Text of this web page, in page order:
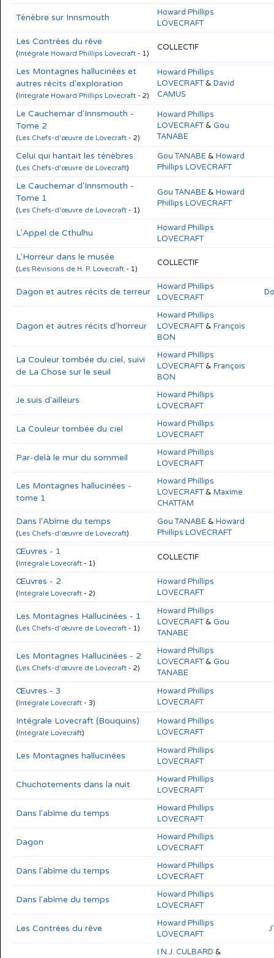
Ténèbre sur Innsmouth
Howard Phillips
LOVECRAFT
Les Contrées du rêve
(Intégrale Howard Phillips Lovecraft - 1)
COLLECTIF
Les Montagnes hallucinées et
autres récits d'exploration
(Intégrale Howard Phillips Lovecraft - 2)
Howard Phillips
LOVECRAFT& David
CAMUS
Le Cauchemar d'Innsmouth -
Tome 2
(Les Chefs-d'œuvre de Lovecraft - 2)
Howard Phillips
LOVECRAFT& Gou
TANABE
Celui qui hantait les ténèbres
(Les Chefs-d'œuvre de Lovecraft)
Gou TANABE & Howard
Phillips LOVECRAFT
Le Cauchemar d'Innsmouth -
Tome 1
(Les Chefs-d'œuvre de Lovecraft - 1)
Gou TANABE & Howard
Phillips LOVECRAFT
L'Appel de Cthulhu
Howard Phillips
LOVECRAFT
L'Horreur dans le musée
(Les Révisions de H. P. Lovecraft - 1)
COLLECTIF
Dagon et autres récits de terreur
Howard Phillips
LOVECRAFT
Dagon et autres récits d'horreur
Howard Phillips
LOVECRAFT& François
BON
La Couleur tombée du ciel, suivi
de La Chose sur le seuil
Howard Phillips
LOVECRAFT& François
BON
Je suis d'ailleurs
Howard Phillips
LOVECRAFT
La Couleur tombée du ciel
Howard Phillips
LOVECRAFT
Par-delà le mur du sommeil
Howard Phillips
LOVECRAFT
Les Montagnes hallucinées -
tome 1
Howard Phillips
LOVECRAFT& Maxime
CHATTAM
Dans l'Abîme du temps
(Les Chefs-d'œuvre de Lovecraft)
Gou TANABE & Howard
Phillips LOVECRAFT
Œuvres - 1
(Intégrale Lovecraft - 1)
COLLECTIF
Œuvres - 2
(Intégrale Lovecraft - 2)
Howard Phillips
LOVECRAFT
Les Montagnes Hallucinées - 1
(Les Chefs-d'œuvre de Lovecraft - 1)
Howard Phillips
LOVECRAFT& Gou
TANABE
Les Montagnes Hallucinées - 2
(Les Chefs-d'œuvre de Lovecraft - 2)
Howard Phillips
LOVECRAFT& Gou
TANABE
Œuvres - 3
(Intégrale Lovecraft - 3)
Howard Phillips
LOVECRAFT
Intégrale Lovecraft (Bouquins)
(Intégrale Lovecraft)
Howard Phillips
LOVECRAFT
Les Montagnes hallucinées
Howard Phillips
LOVECRAFT
Chuchotements dans la nuit
Howard Phillips
LOVECRAFT
Dans l'abîme du temps
Howard Phillips
LOVECRAFT
Dagon
Howard Phillips
LOVECRAFT
Dans l'abîme du temps
Howard Phillips
LOVECRAFT
Dans l'abîme du temps
Howard Phillips
LOVECRAFT
Les Contrées du rêve
Howard Phillips
LOVECRAFT
I.N.J. CULBARD &